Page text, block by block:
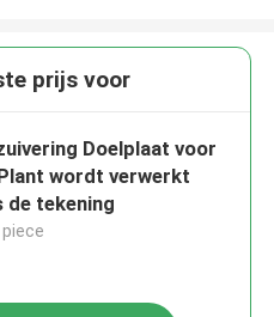
prijs voor
Doelplaat voor
wordt verwerkt
de tekening